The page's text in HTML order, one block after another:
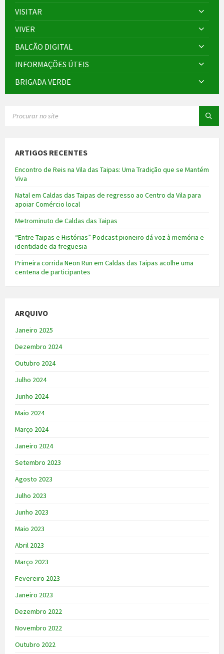
VISITAR
VIVER
BALCÃO DIGITAL
INFORMAÇÕES ÚTEIS
BRIGADA VERDE
ARTIGOS RECENTES
Encontro de Reis na Vila das Taipas: Uma Tradição que se Mantém
Viva
Natal em Caldas das Taipas de regresso ao Centro da Vila para
apoiar Comércio local
Metrominuto de Caldas das Taipas
“Entre Taipas e Histórias” Podcast pioneiro dá voz à memória e
identidade da freguesia
Primeira corrida Neon Run em Caldas das Taipas acolhe uma
centena de participantes
ARQUIVO
Janeiro 2025
Dezembro 2024
Outubro 2024
Julho 2024
Junho 2024
Maio 2024
Março 2024
Janeiro 2024
Setembro 2023
Agosto 2023
Julho 2023
Junho 2023
Maio 2023
Abril 2023
Março 2023
Fevereiro 2023
Janeiro 2023
Dezembro 2022
Novembro 2022
Outubro 2022